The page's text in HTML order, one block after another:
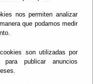
nos permiten analizar
que podamos medir
son utilizadas por
para publicar anuncios